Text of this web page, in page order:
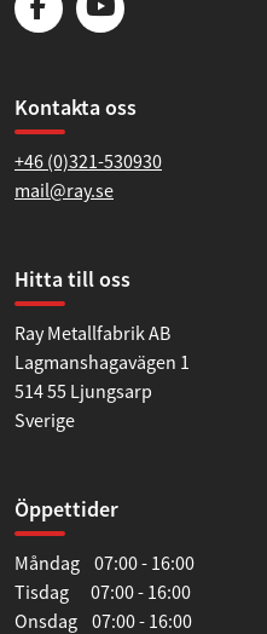
Kontakta oss
+46 (0)321-530930
mail@ray.se
Hitta till oss
Ray Metallfabrik AB
Lagmanshagavägen 1
514 55 Ljungsarp
Sverige
Öppettider
Måndag 07:00 - 16:00
Tisdag 07:00 - 16:00
Onsdag 07:00 - 16:00